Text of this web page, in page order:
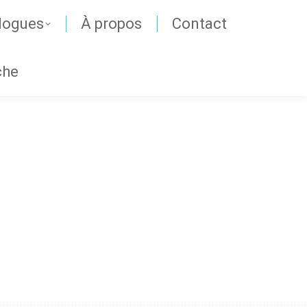
À propos Contact